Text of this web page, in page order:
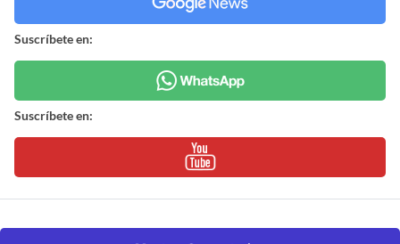
Suscríbete en:
Suscríbete en: